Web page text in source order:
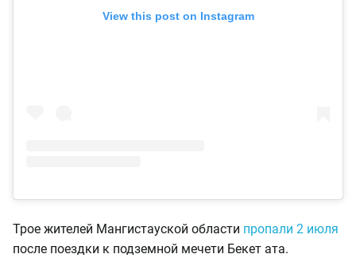
View this post on Instagram
Трое жителей Мангистауской области пропали 2 июля
после поездки к подземной мечети Бекет ата.